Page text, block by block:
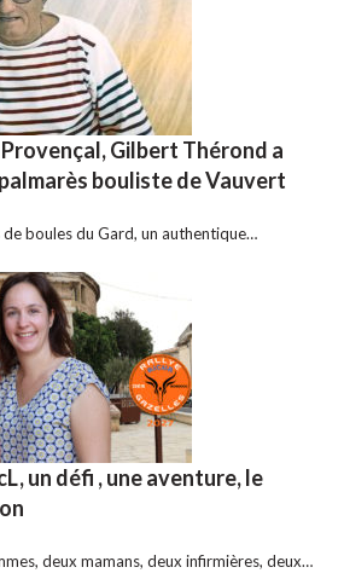
Gilbert Thérond a
bouliste de Vauvert
de boules du Gard, un authentique…
un défi , une aventure, le
deux mamans, deux infirmières, deux…